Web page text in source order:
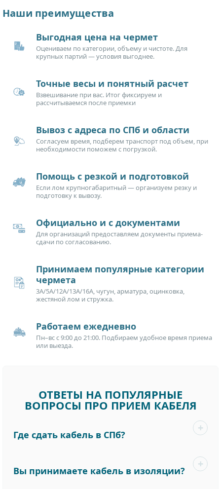
Наши преимущества
Выгодная цена на чермет
Оцениваем по категории, объему и чистоте. Для
крупных партий — условия выгоднее.
Точные весы и понятный расчет
Взвешивание при вас. Итог фиксируем и
рассчитываемся после приемки
Вывоз с адреса по СПб и области
Согласуем время, подберем транспорт под объем, при
необходимости поможем с погрузкой.
Помощь с резкой и подготовкой
Если лом крупногабаритный — организуем резку и
подготовку к вывозу.
Официально и с документами
Для организаций предоставляем документы приема-
сдачи по согласованию.
Принимаем популярные категории
чермета
3А/5А/12А/13А/16А, чугун, арматура, оцинковка,
жестяной лом и стружка.
Работаем ежедневно
Пн–вс с 9:00 до 21:00. Подбираем удобное время приема
или выезда.
ОТВЕТЫ НА ПОПУЛЯРНЫЕ
ВОПРОСЫ ПРО ПРИЕМ КАБЕЛЯ
Где сдать кабель в СПб?
Вы принимаете кабель в изоляции?